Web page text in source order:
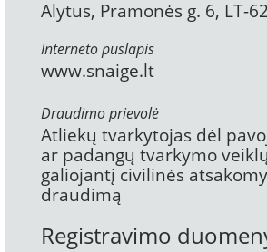
Alytus, Pramonės g. 6, LT-
Interneto puslapis
www.snaige.lt
Draudimo prievolė
Atliekų tvarkytojas dėl
ar padangų tvarkymo
galiojantį civilinės
draudimą
Registravimo